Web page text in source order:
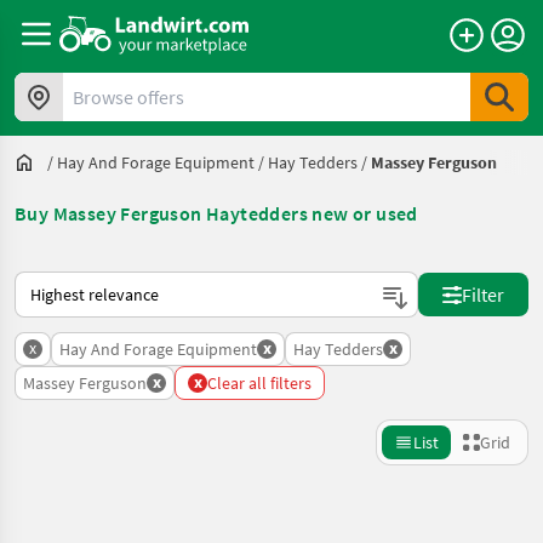
Browse offers
/ Hay And Forage Equipment / Hay Tedders / Massey Ferguson
Buy Massey Ferguson Haytedders new or used
This is how sorting works on Landwirt.com
Filter
x Hay And Forage Equipment x Hay Tedders x
Massey Ferguson x x Clear all filters
List Grid